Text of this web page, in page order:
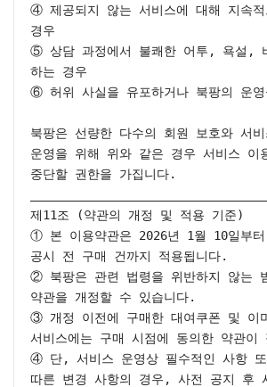
④ 제공되지 않는 서비스에 대해 지속적
경우
⑤ 상담 과정에서 불쾌한 어투, 욕설,
하는 경우
⑥ 허위 사실을 유포하거나 북팡의 운영
북팡은 선량한 다수의 회원 보호와 서
운영을 위해 위와 같은 경우 서비스 이
중단할 권한을 가집니다.
제11조 (약관의 개정 및 적용 기준)
① 본 이용약관은 2026년 1월 10일부
공시 전 구매 건까지 적용됩니다.
② 북팡은 관련 법령을 위반하지 않는
약관을 개정할 수 있습니다.
③ 개정 이전에 구매한 대여쿠폰 및 이
서비스에는 구매 시점에 동의한 약관이
④ 단, 서비스 운영상 필수적인 사항 또
따른 변경 사항의 경우, 사전 공지 후